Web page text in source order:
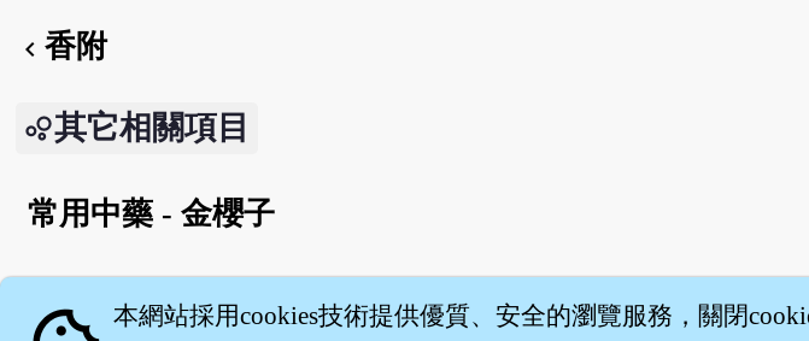
chevron_left 香附
其它相關項目
常用中藥 - 金櫻子
English version
本網站採用cookies技術提供優質、安全的瀏覽服務，關閉